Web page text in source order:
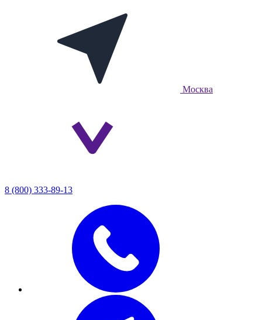
Москва
8 (800) 333-89-13